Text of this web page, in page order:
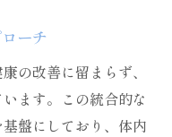
ーチ
の改善に留まらず、
ます。この統合的な
盤にしており、体内